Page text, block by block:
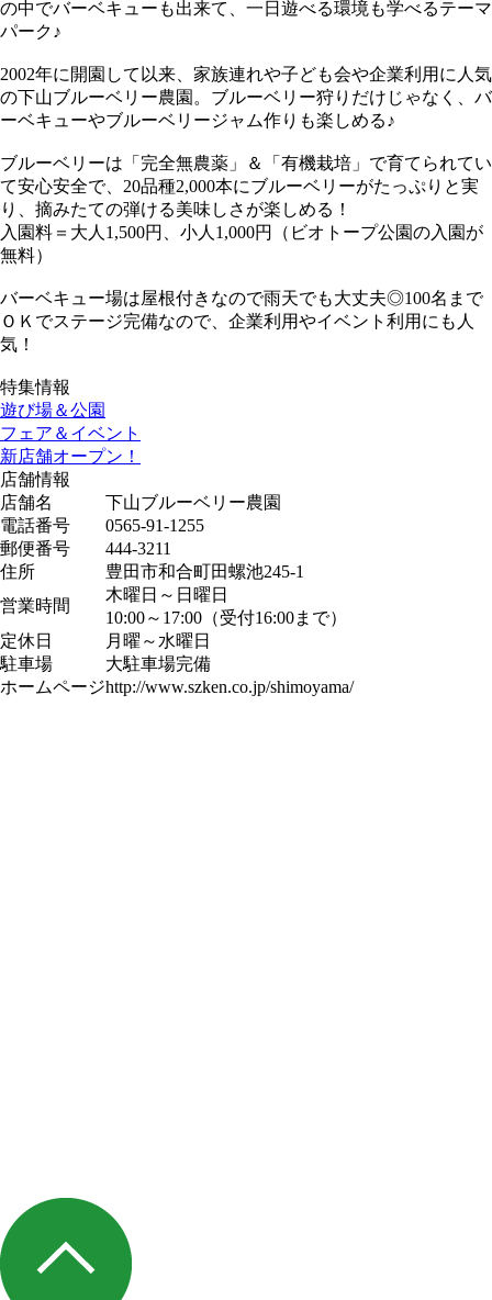
の中でバーベキューも出来て、一日遊べる環境も学べるテーマ
パーク♪
2002年に開園して以来、家族連れや子ども会や企業利用に人気
の下山ブルーベリー農園。ブルーベリー狩りだけじゃなく、バ
ーベキューやブルーベリージャム作りも楽しめる♪
ブルーベリーは「完全無農薬」＆「有機栽培」で育てられてい
て安心安全で、20品種2,000本にブルーベリーがたっぷりと実
り、摘みたての弾ける美味しさが楽しめる！
入園料＝大人1,500円、小人1,000円（ビオトープ公園の入園が
無料）
バーベキュー場は屋根付きなので雨天でも大丈夫◎100名まで
ＯＫでステージ完備なので、企業利用やイベント利用にも人
気！
特集情報
遊び場＆公園
フェア＆イベント
新店舗オープン！
店舗情報
店舗名
下山ブルーベリー農園
電話番号
0565-91-1255
郵便番号
444-3211
住所
豊田市和合町田螺池245-1
営業時間
木曜日～日曜日
10:00～17:00（受付16:00まで）
定休日
月曜～水曜日
駐車場
大駐車場完備
ホームページhttp://www.szken.co.jp/shimoyama/